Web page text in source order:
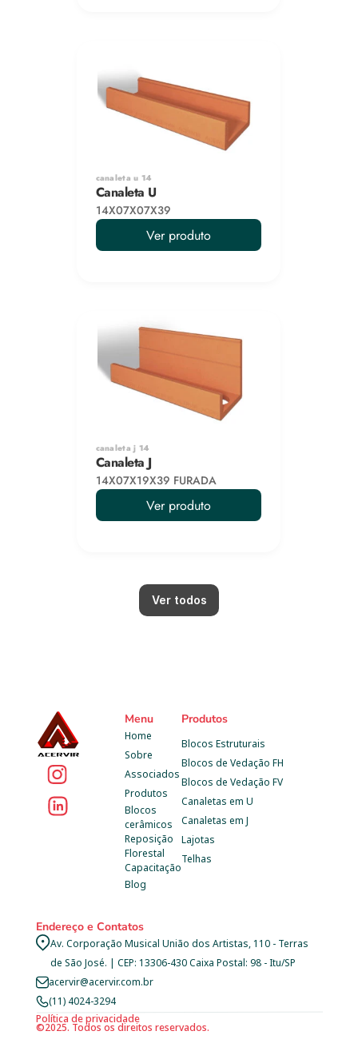
canaleta u 14
Canaleta U
14X07X07X39
Ver produto
canaleta j 14
Canaleta J
14X07X19X39 FURADA
Ver produto
Ver todos
Menu
Home
Sobre
Blog
Associados
Produtos
Blocos
cerâmicos
Reposição
Florestal
Capacitação
Produtos
Blocos Estruturais
Blocos de Vedação FH
Blocos de Vedação FV
Canaletas em U
Canaletas em J
Lajotas
Telhas
Endereço e Contatos
Av. Corporação Musical União dos Artistas, 110 - Terras
de São José. | CEP: 13306-430 Caixa Postal: 98 - Itu/SP
acervir@acervir.com.br
(11) 4024-3294
©2025. Todos os direitos reservados.
Política de privacidade